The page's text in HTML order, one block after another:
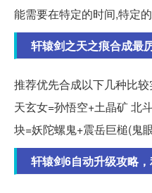
能需要在特定的时间,特定
轩辕剑之天之痕合成最
推荐优先合成以下几种比
天玄女=孙悟空+土晶矿 北
块=妖陀螺鬼+震岳巨槌(鬼
轩辕剑6自动升级攻略